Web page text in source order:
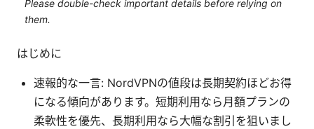
Please double-check important details before relying on
them.
はじめに
速報的な一言: NordVPNの値段は長期契約ほどお得
になる傾向があります。短期利用なら月額プランの
柔軟性を優先、長期利用なら大幅な割引を狙いまし